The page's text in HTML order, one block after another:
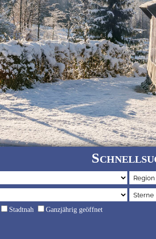
Stadtnah
Ganzjährig geöffnet